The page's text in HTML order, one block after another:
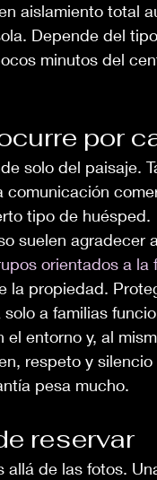
aislamiento total
Depende del
minutos del
por
solo del paisaje.
comunicación
tipo de huésped.
suelen agradecer
orientados a la
la propiedad.
a familias
entorno y, al
respeto y
pesa mucho.
reservar
de las fotos.